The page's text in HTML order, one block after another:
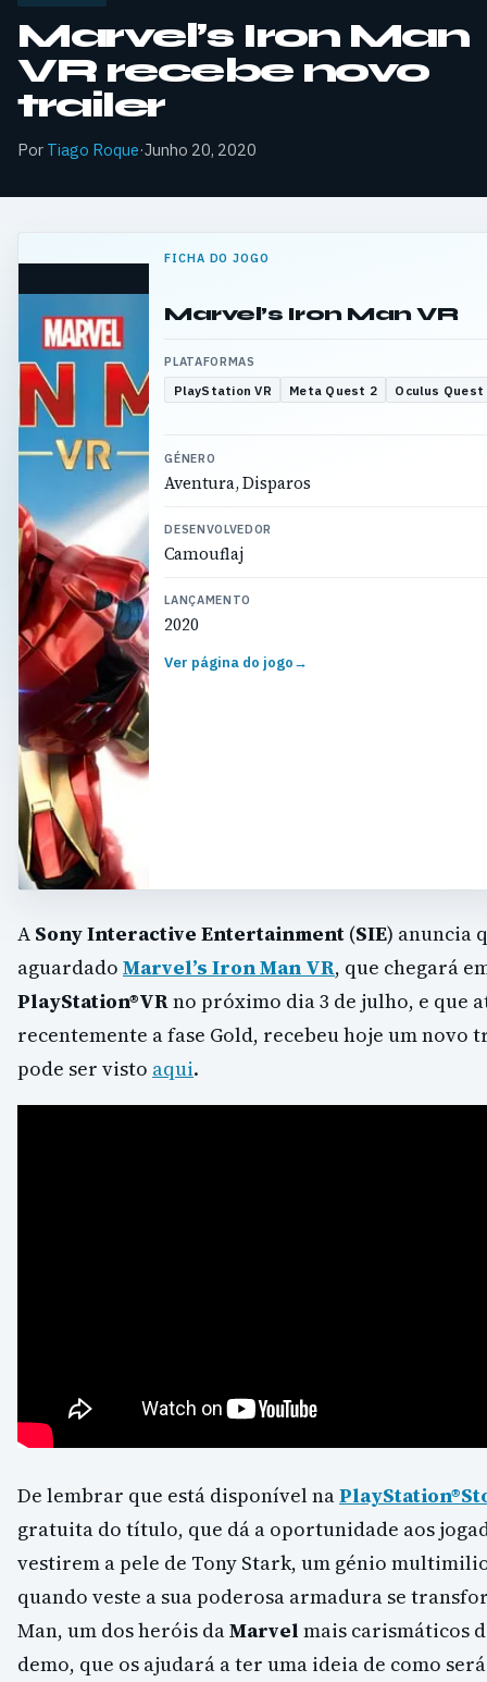
Marvel’s Iron Man
VR recebe novo
trailer
Por Tiago Roque·Junho 20, 2020
FICHA DO JOGO
Marvel’s Iron Man VR
PLATAFORMAS
PlayStation VR Meta Quest 2 Oculus Quest
GÉNERO
Aventura, Disparos
DESENVOLVEDOR
Camouflaj
LANÇAMENTO
2020
Ver página do jogo→
A Sony Interactive Entertainment (SIE) anuncia
aguardado Marvel’s Iron Man VR, que chegará
PlayStation®VRno próximo dia 3 de julho, e que
recentemente a fase Gold, recebeu hoje um novo
pode ser visto aqui.
De lembrar que está disponível na
gratuita do título, que dá a oportunidade aos
vestirem a pele de Tony Stark, um génio
quando veste a sua poderosa armadura se
Man, um dos heróis daMarvel mais carismáticos
demo, que os ajudará a ter uma ideia de como